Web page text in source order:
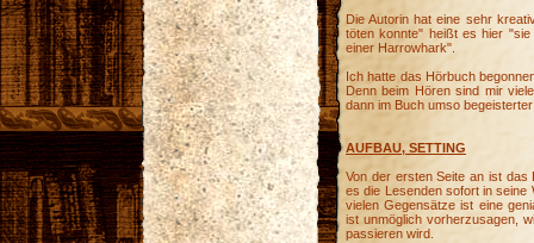
Die Autorin hat eine sehr
töten konnte" heißt es hier
einer Harrowhark".
Ich hatte das Hörbuch
Denn beim Hören sind mir
dann im Buch umso
AUFBAU, SETTING
Von der ersten Seite an ist das
es die Lesenden sofort in seine
vielen Gegensätze ist eine
ist unmöglich vorherzusagen,
passieren wird.